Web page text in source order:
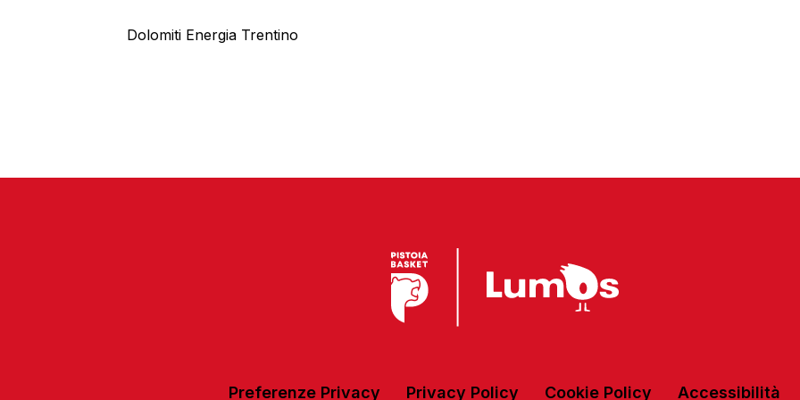
Dolomiti Energia Trentino
Preferenze Privacy Privacy Policy Cookie Policy Accessibilità